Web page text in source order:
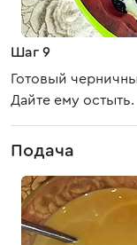
Шаг 9
Готовый
Дайте ему остыть.
Подача